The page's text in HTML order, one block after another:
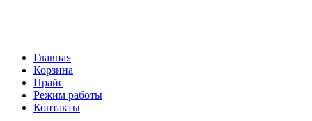
Главная
Корзина
Прайс
Режим работы
Контакты